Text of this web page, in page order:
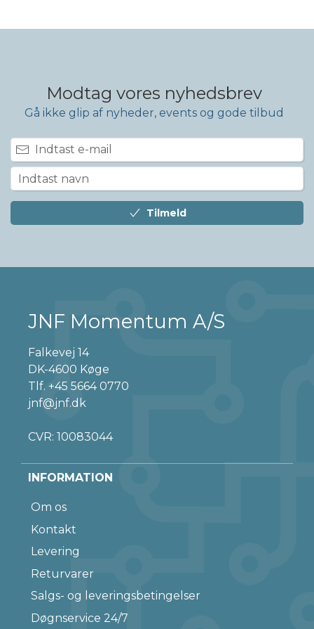
Modtag vores nyhedsbrev
Gå ikke glip af nyheder, events og gode tilbud
Tilmeld
JNF Momentum A/S
Falkevej 14
DK-4600 Køge
Tlf. +45 5664 0770
jnf@jnf.dk
CVR: 10083044
INFORMATION
Om os
Kontakt
Levering
Returvarer
Salgs- og leveringsbetingelser
Døgnservice 24/7